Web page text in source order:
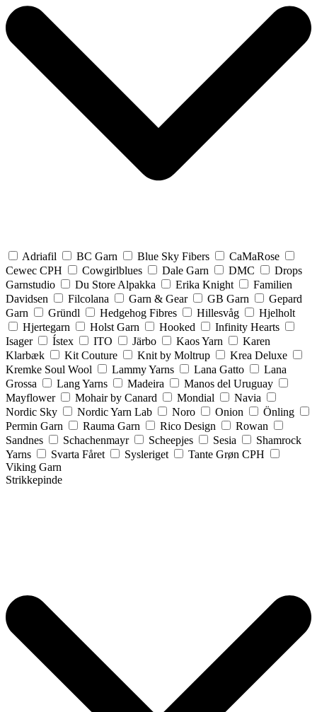
Adriafil BC Garn Blue Sky Fibers
CaMaRose
Cewec CPH
Cowgirlblues Dale Garn DMC
Drops
Garnstudio
Du Store Alpakka Erika Knight
Familien
Davidsen
Filcolana Garn & Gear GB Garn
Gepard
Garn
Gründl Hedgehog Fibres Hillesvåg
Hjelholt
Hjertegarn
Holst Garn Hooked
Infinity Hearts
Isager
Ístex ITO Järbo Kaos Yarn
Karen
Klarbæk
Kit Couture Knit by Moltrup
Krea Deluxe
Kremke Soul Wool
Lammy Yarns Lana Gatto
Lana
Grossa
Lang Yarns Madeira
Manos del Uruguay
Mayflower
Mohair by Canard Mondial
Navia
Nordic Sky
Nordic Yarn Lab Noro Onion
Önling
Permin Garn
Rauma Garn Rico Design
Rowan
Sandnes
Schachenmayr Scheepjes Sesia
Shamrock
Yarns
Svarta Fåret Sysleriget
Tante Grøn CPH
Viking Garn
Strikkepinde